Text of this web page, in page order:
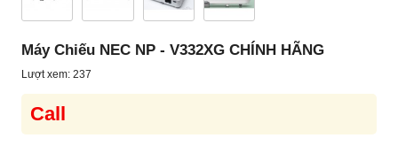
Máy Chiếu NEC NP - V332XG CHÍNH HÃNG
Lượt xem: 237
Call